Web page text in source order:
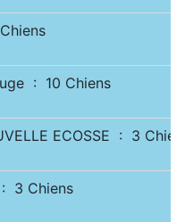
: 10 Chiens
ECOSSE : 3
: 3 Chiens